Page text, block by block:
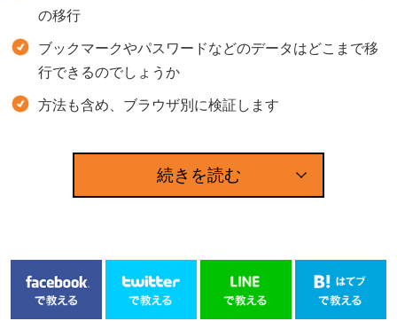
の移行
ブックマークやパスワードなどのデータはどこまで移
行できるのでしょうか
方法も含め、ブラウザ別に検証します
続きを読む